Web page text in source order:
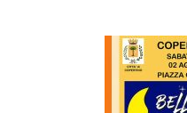
Ha aperto la serata